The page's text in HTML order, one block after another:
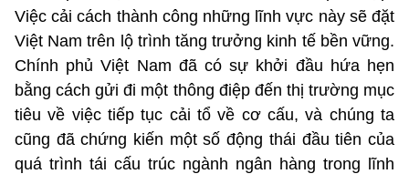
Việc cải cách thành công những lĩnh vực này sẽ đặt
Việt Nam trên lộ trình tăng trưởng kinh tế bền vững.
Chính phủ Việt Nam đã có sự khởi đầu hứa hẹn
bằng cách gửi đi một thông điệp đến thị trường mục
tiêu về việc tiếp tục cải tổ về cơ cấu, và chúng ta
cũng đã chứng kiến một số động thái đầu tiên của
quá trình tái cấu trúc ngành ngân hàng trong lĩnh